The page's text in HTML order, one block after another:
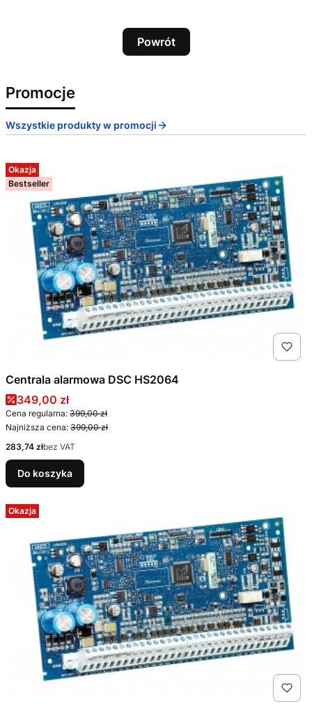
Powrót
Promocje
Wszystkie produkty w promocji
Okazja
Bestseller
Centrala alarmowa DSC HS2064
Cena promocyjna
349,00 zł
Cena regularna: 399,00 zł
Najniższa cena: 399,00 zł
Cena
283,74 złbez VAT
Do koszyka
Okazja